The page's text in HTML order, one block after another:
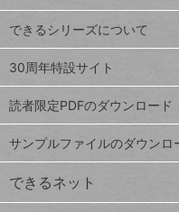
ド
Google
スプレ
ッドシ
ート
iPhone
VLOOKUP
ト
ッ
プ
ペ
ジ
連載
できるシリーズについて
30周年特設サイト
読者限定PDFのダウンロード
サンプルファイルのダウンロ
できるネット